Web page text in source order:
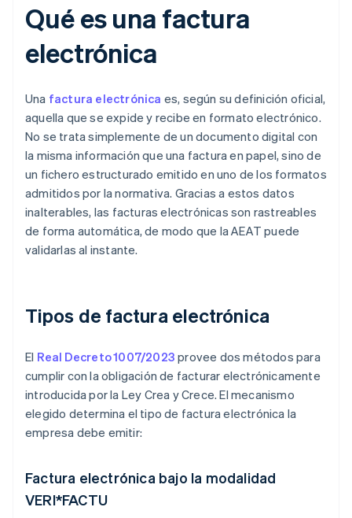
Qué es una factura
electrónica
Una factura electrónica es, según su definición oficial,
aquella que se expide y recibe en formato electrónico.
No se trata simplemente de un documento digital con
la misma información que una factura en papel, sino de
un fichero estructurado emitido en uno de los formatos
admitidos por la normativa. Gracias a estos datos
inalterables, las facturas electrónicas son rastreables
de forma automática, de modo que la AEAT puede
validarlas al instante.
Tipos de factura electrónica
El Real Decreto 1007/2023 provee dos métodos para
cumplir con la obligación de facturar electrónicamente
introducida por la Ley Crea y Crece. El mecanismo
elegido determina el tipo de factura electrónica la
empresa debe emitir:
Factura electrónica bajo la modalidad
VERI*FACTU